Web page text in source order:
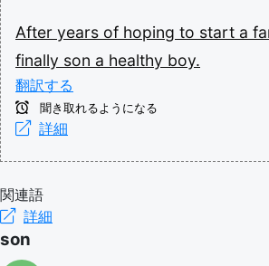
After years of hoping to start a
finally son a healthy boy.
翻訳する
聞き取れるようになる
詳細
関連語
詳細
son